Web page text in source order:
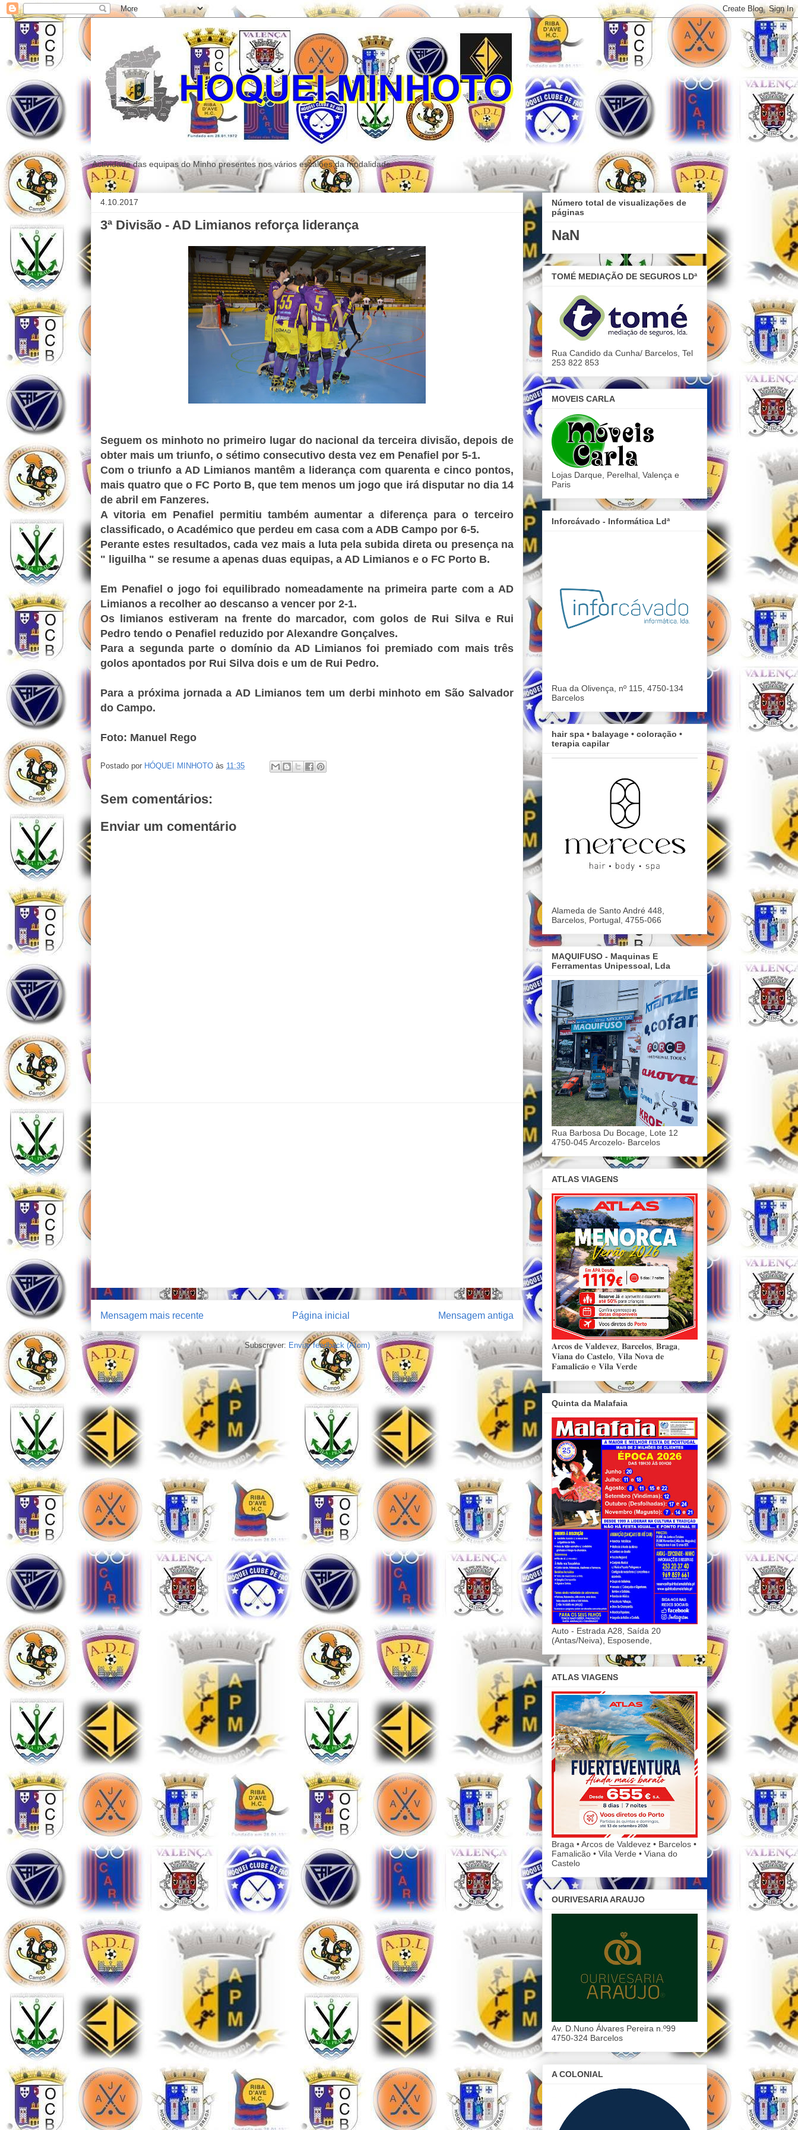
Actividade das equipas do Minho presentes nos vários escalões da modalidade.
4.10.2017
3ª Divisão - AD Limianos reforça liderança
Seguem os minhoto no primeiro lugar do nacional da terceira divisão, depois de
obter mais um triunfo, o sétimo consecutivo desta vez em Penafiel por 5-1.
Com o triunfo a AD Limianos mantêm a liderança com quarenta e cinco pontos,
mais quatro que o FC Porto B, que tem menos um jogo que irá disputar no dia 14
de abril em Fanzeres.
A vitoria em Penafiel permitiu também aumentar a diferença para o terceiro
classificado, o Académico que perdeu em casa com a ADB Campo por 6-5.
Perante estes resultados, cada vez mais a luta pela subida direta ou presença na
" liguilha " se resume a apenas duas equipas, a AD Limianos e o FC Porto B.
Em Penafiel o jogo foi equilibrado nomeadamente na primeira parte com a AD
Limianos a recolher ao descanso a vencer por 2-1.
Os limianos estiveram na frente do marcador, com golos de Rui Silva e Rui
Pedro tendo o Penafiel reduzido por Alexandre Gonçalves.
Para a segunda parte o domínio da AD Limianos foi premiado com mais três
golos apontados por Rui Silva dois e um de Rui Pedro.
Para a próxima jornada a AD Limianos tem um derbi minhoto em São Salvador
do Campo.
Foto: Manuel Rego
Postado por HÓQUEI MINHOTO às 11:35
Sem comentários:
Enviar um comentário
Mensagem mais recente Mensagem antiga
Página inicial
Subscrever: Enviar feedback (Atom)
Número total de visualizações de
páginas
NaN
TOMÉ MEDIAÇÃO DE SEGUROS LDª
Rua Candido da Cunha/ Barcelos, Tel
253 822 853
MOVEIS CARLA
Lojas Darque, Perelhal, Valença e
Paris
Inforcávado - Informática Ldª
Rua da Olivença, nº 115, 4750-134
Barcelos
hair spa •⁠ balayage • coloração ⁠•
terapia capilar⁠
Alameda de Santo André 448,
Barcelos, Portugal, 4755-066
MAQUIFUSO - Maquinas E
Ferramentas Unipessoal, Lda
Rua Barbosa Du Bocage, Lote 12
4750-045 Arcozelo- Barcelos
ATLAS VIAGENS
𝐀𝐫𝐜𝐨𝐬 𝐝𝐞 𝐕𝐚𝐥𝐝𝐞𝐯𝐞𝐳, 𝐁𝐚𝐫𝐜𝐞𝐥𝐨𝐬, 𝐁𝐫𝐚𝐠𝐚,
𝐕𝐢𝐚𝐧𝐚 𝐝𝐨 𝐂𝐚𝐬𝐭𝐞𝐥𝐨, 𝐕𝐢𝐥𝐚 𝐍𝐨𝐯𝐚 𝐝𝐞
𝐅𝐚𝐦𝐚𝐥𝐢𝐜𝐚̃𝐨 e 𝐕𝐢𝐥𝐚 𝐕𝐞𝐫𝐝𝐞
Quinta da Malafaia
Auto - Estrada A28, Saída 20
(Antas/Neiva), Esposende,
ATLAS VIAGENS
Braga • Arcos de Valdevez • Barcelos •
Famalicão • Vila Verde • Viana do
Castelo
OURIVESARIA ARAUJO
Av. D.Nuno Álvares Pereira n.º99
4750-324 Barcelos
A COLONIAL